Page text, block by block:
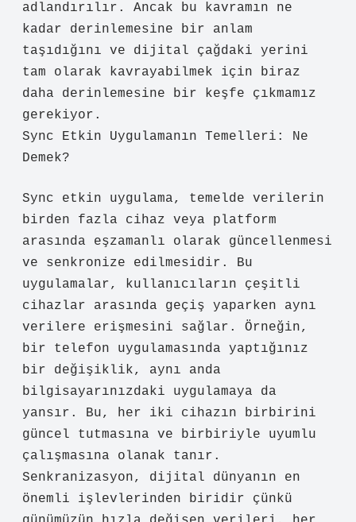
adlandırılır. Ancak bu kavramın ne
kadar derinlemesine bir anlam
taşıdığını ve dijital çağdaki yerini
tam olarak kavrayabilmek için biraz
daha derinlemesine bir keşfe çıkmamız
gerekiyor.
Sync Etkin Uygulamanın Temelleri: Ne
Demek?
Sync etkin uygulama, temelde verilerin
birden fazla cihaz veya platform
arasında eşzamanlı olarak güncellenmesi
ve senkronize edilmesidir. Bu
uygulamalar, kullanıcıların çeşitli
cihazlar arasında geçiş yaparken aynı
verilere erişmesini sağlar. Örneğin,
bir telefon uygulamasında yaptığınız
bir değişiklik, aynı anda
bilgisayarınızdaki uygulamaya da
yansır. Bu, her iki cihazın birbirini
güncel tutmasına ve birbiriyle uyumlu
çalışmasına olanak tanır.
Senkranizasyon, dijital dünyanın en
önemli işlevlerinden biridir çünkü